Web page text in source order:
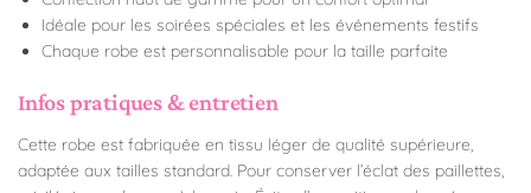
Idéale pour les soirées spéciales et les événements festifs
Chaque robe est personnalisable pour la taille parfaite
Infos pratiques & entretien
Cette robe est fabriquée en tissu léger de qualité supérieure,
adaptée aux tailles standard. Pour conserver l’éclat des paillettes,